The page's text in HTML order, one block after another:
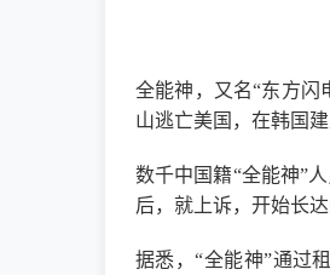
全能神，又名“东方闪
山逃亡美国，在韩国
数千中国籍“全能神”
后，就上诉，开始长
据悉，“全能神”通过